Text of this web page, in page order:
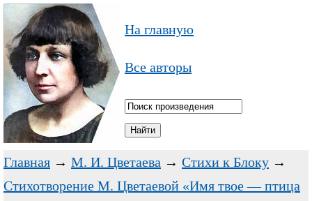
На главную
Все авторы
Главная → М. И. Цветаева → Стихи к Блоку →
Стихотворение М. Цветаевой «Имя твое — птица